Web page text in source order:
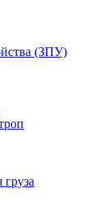
(ЗПУ)